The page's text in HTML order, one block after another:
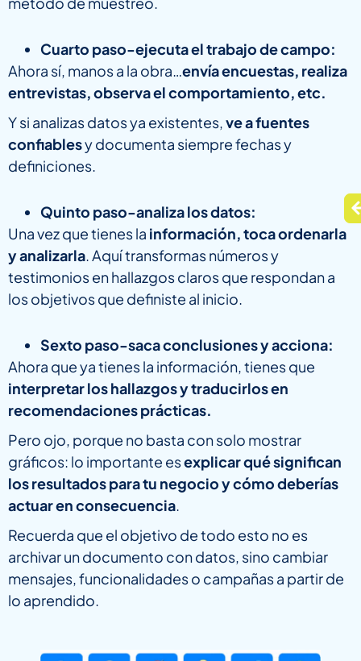
Cuarto paso-ejecuta el trabajo de campo:
Ahora sí, manos a la obra…envía encuestas, realiza
entrevistas, observa el comportamiento, etc.
Y si analizas datos ya existentes,ve a fuentes
confiablesy documenta siempre fechas y
definiciones.
Quinto paso-analiza los datos:
Una vez que tienes la información, toca ordenarla
y analizarla. Aquí transformas números y
testimonios en hallazgos claros que respondan a
los objetivos que definiste al inicio.
Sexto paso-saca conclusiones y acciona:
Ahora que ya tienes la información, tienes que
interpretar los hallazgos y traducirlos en
recomendaciones prácticas.
Pero ojo, porque no basta con solo mostrar
gráficos: lo importante esexplicar qué significan
los resultados para tu negocio y cómo deberías
actuar en consecuencia.
Recuerda que el objetivo de todo esto no es
archivar un documento con datos, sino cambiar
mensajes, funcionalidades o campañas a partir de
lo aprendido.